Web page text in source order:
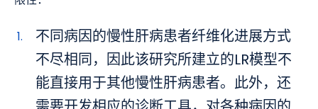
不同病因的慢性肝病患者纤维化进展方式
不尽相同，因此该研究所建立的LR模型不
能直接用于其他慢性肝病患者。此外，还